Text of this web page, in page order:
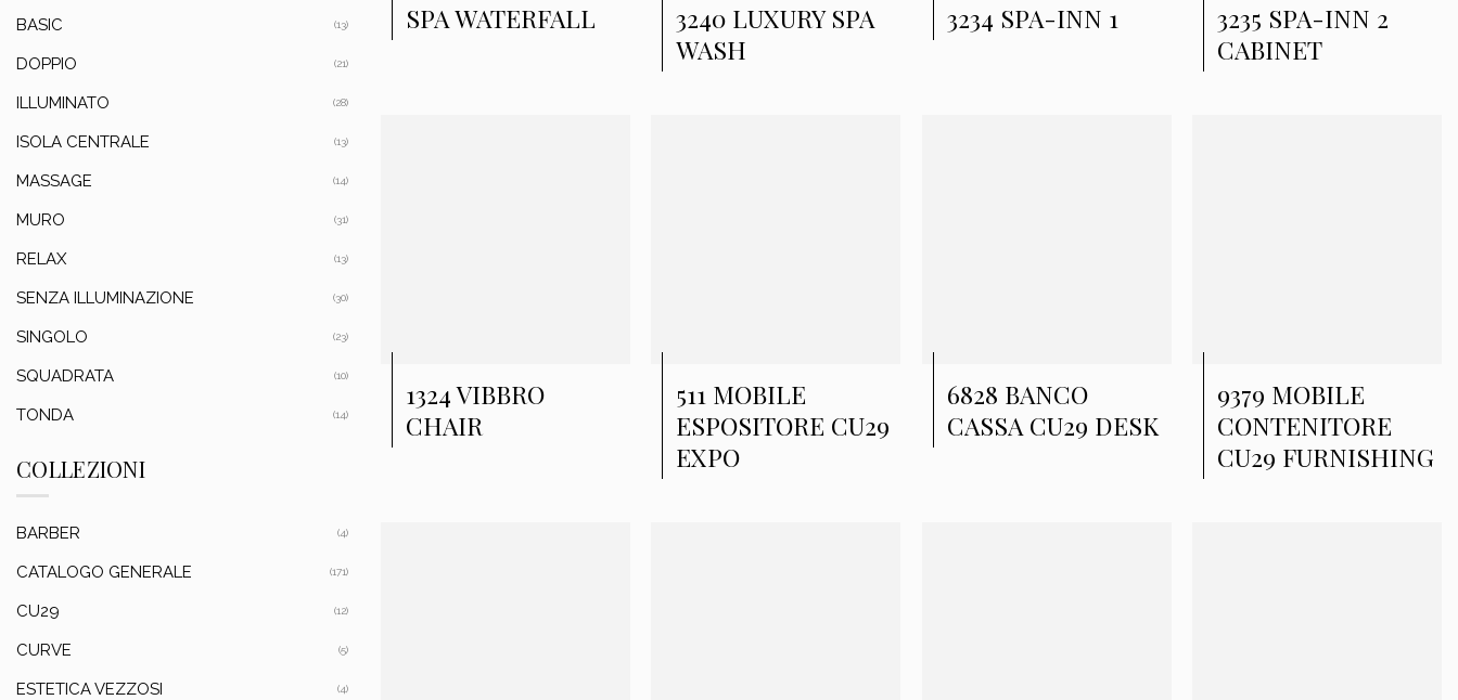
BASIC (13)
DOPPIO (21)
ILLUMINATO (28)
ISOLA CENTRALE (13)
MASSAGE (14)
MURO (31)
RELAX (13)
SENZA ILLUMINAZIONE (30)
SINGOLO (23)
SQUADRATA (10)
TONDA (14)
COLLEZIONI
BARBER (4)
CATALOGO GENERALE (171)
CU29 (12)
CURVE (5)
ESTETICA VEZZOSI (4)
SPA WATERFALL
3240 LUXURY SPA
WASH
3234 SPA-INN 1
3235 SPA-INN 2
CABINET
1324 VIBBRO
CHAIR
511 MOBILE
ESPOSITORE CU29
EXPO
6828 BANCO
CASSA CU29 DESK
9379 MOBILE
CONTENITORE
CU29 FURNISHING